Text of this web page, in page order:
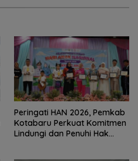
Peringati HAN 2026, Pemkab
Kotabaru Perkuat Komitmen
Lindungi dan Penuhi Hak